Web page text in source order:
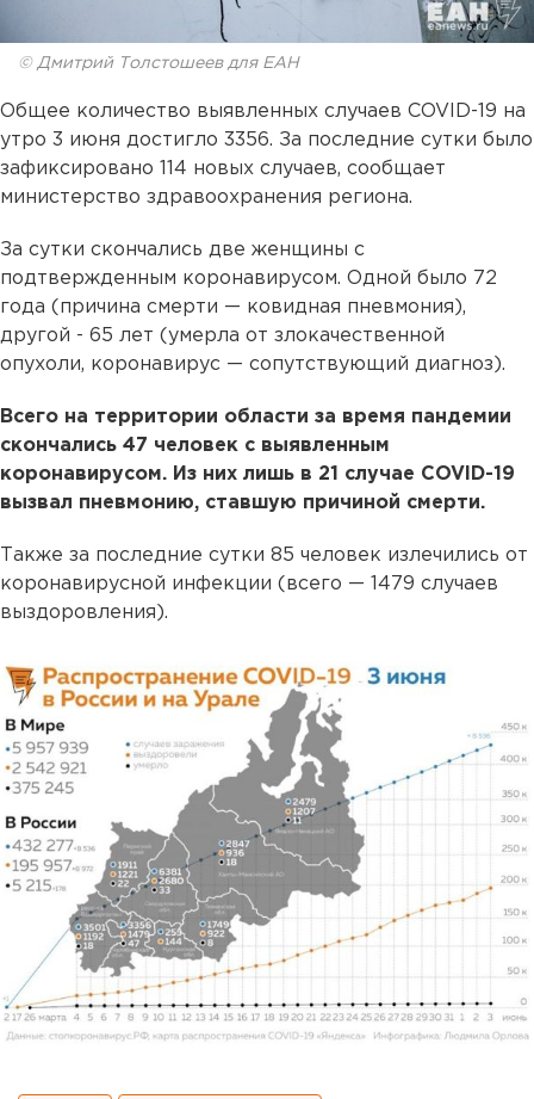
© Дмитрий Толстошеев для ЕАН
Общее количество выявленных случаев COVID-19 на
утро 3 июня достигло 3356. За последние сутки было
зафиксировано 114 новых случаев, сообщает
министерство здравоохранения региона.
За сутки скончались две женщины с
подтвержденным коронавирусом. Одной было 72
года (причина смерти — ковидная пневмония),
другой - 65 лет (умерла от злокачественной
опухоли, коронавирус — сопутствующий диагноз).
Всего на территории области за время пандемии
скончались 47 человек с выявленным
коронавирусом. Из них лишь в 21 случае COVID-19
вызвал пневмонию, ставшую причиной смерти.
Также за последние сутки 85 человек излечились от
коронавирусной инфекции (всего — 1479 случаев
выздоровления).